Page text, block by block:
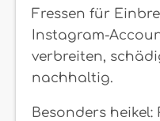
Fressen für
Instagram-
verbreiten,
nachhaltig.
Besonders